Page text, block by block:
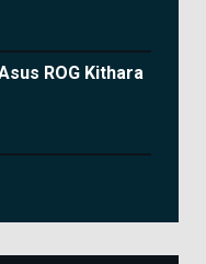
ROG Kithara